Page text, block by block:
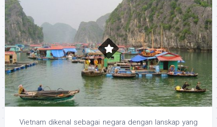
Vietnam dikenal sebagai negara dengan lanskap yang